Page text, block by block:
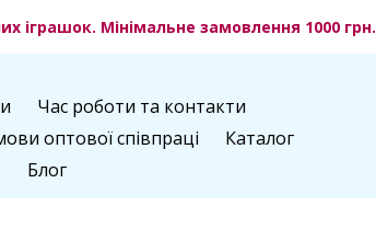
іграшок. Мінімальне замовлення 1000 грн.
Час роботи та контакти
оптової співпраці
Каталог
Блог